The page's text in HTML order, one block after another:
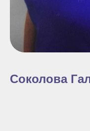
Соколова